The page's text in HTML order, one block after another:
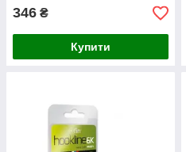
346 ₴
Купити